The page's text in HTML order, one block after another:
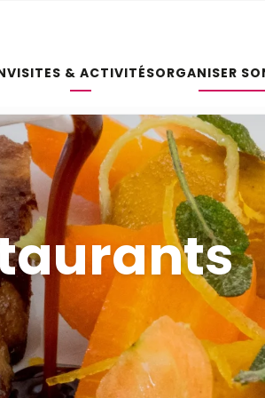
VISITES & ACTIVITÉSORGANISER